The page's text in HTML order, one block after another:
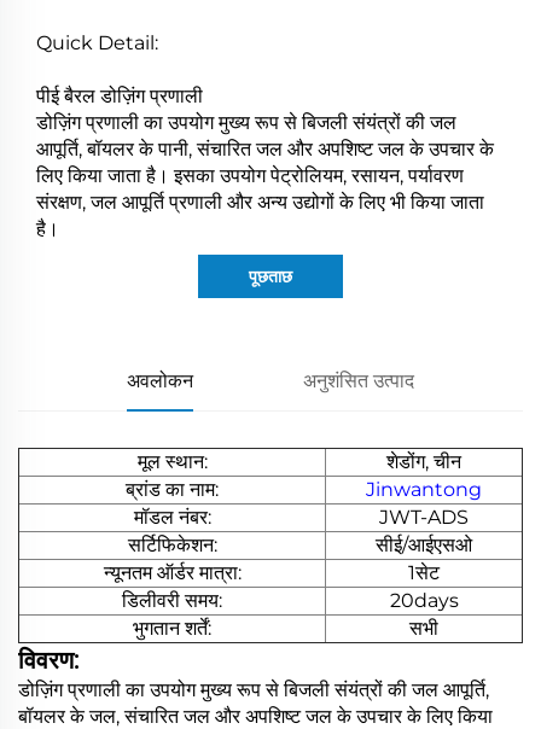
Quick Detail:
पीई बैरल डोज़िंग प्रणाली
डोज़िंग प्रणाली का उपयोग मुख्य रूप से बिजली संयंत्रों की जल
आपूर्ति, बॉयलर के पानी, संचारित जल और अपशिष्ट जल के उपचार के
लिए किया जाता है। इसका उपयोग पेट्रोलियम, रसायन, पर्यावरण
संरक्षण, जल आपूर्ति प्रणाली और अन्य उद्योगों के लिए भी किया जाता
है।
पूछताछ
अवलोकन अनुशंसित उत्पाद
मूल स्थान:
शेडोंग, चीन
ब्रांड का नाम:
Jinwantong
मॉडल नंबर:
JWT-ADS
सर्टिफिकेशन:
सीई/आईएसओ
न्यूनतम ऑर्डर मात्रा:
1सेट
डिलीवरी समय:
20days
भुगतान शर्तें:
सभी
विवरण:
डोज़िंग प्रणाली का उपयोग मुख्य रूप से बिजली संयंत्रों की जल आपूर्ति,
बॉयलर के जल, संचारित जल और अपशिष्ट जल के उपचार के लिए किया